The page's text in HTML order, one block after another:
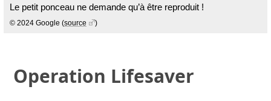
Le petit ponceau ne demande qu’à être reproduit !
© 2024 Google (source )
Operation Lifesaver